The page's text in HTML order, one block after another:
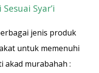
Syar’i
jenis produk
untuk memenuhi
akad murabahah :